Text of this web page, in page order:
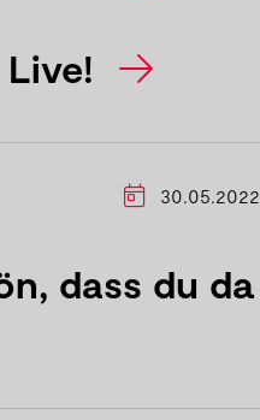
30.05.2022
dass du da